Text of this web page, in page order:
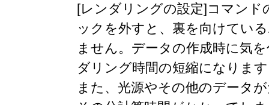
[レンダリングの設定]コマンド
ックを外すと、裏を向けてい
ません。データの作成時に気
ダリング時間の短縮になりま
また、光源やその他のデータ